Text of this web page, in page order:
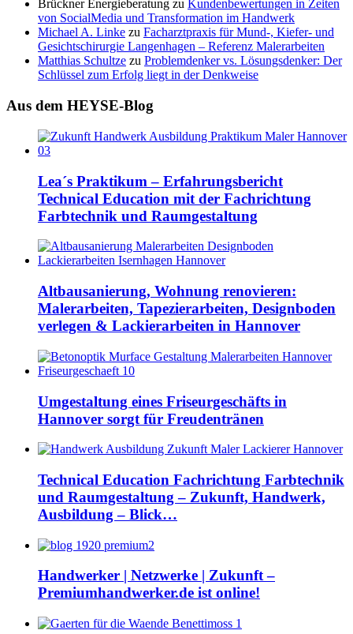
Brückner Energieberatung zu Kundenbewertungen in Zeiten
von SocialMedia und Transformation im Handwerk
Michael A. Linke zu Facharztpraxis für Mund-, Kiefer- und
Gesichtschirurgie Langenhagen – Referenz Malerarbeiten
Matthias Schultze zu Problemdenker vs. Lösungsdenker: Der
Schlüssel zum Erfolg liegt in der Denkweise
Aus dem HEYSE-Blog
Lea´s Praktikum – Erfahrungsbericht
Technical Education mit der Fachrichtung
Farbtechnik und Raumgestaltung
Altbausanierung, Wohnung renovieren:
Malerarbeiten, Tapezierarbeiten, Designboden
verlegen & Lackierarbeiten in Hannover
Umgestaltung eines Friseurgeschäfts in
Hannover sorgt für Freudentränen
Technical Education Fachrichtung Farbtechnik
und Raumgestaltung – Zukunft, Handwerk,
Ausbildung – Blick…
Handwerker | Netzwerke | Zukunft –
Premiumhandwerker.de ist online!